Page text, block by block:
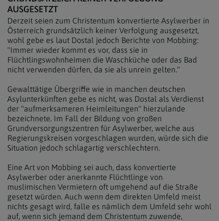
AUSGESETZT
Derzeit seien zum Christentum konvertierte Asylwerber in
Österreich grundsätzlich keiner Verfolgung ausgesetzt,
wohl gebe es laut Dostal jedoch Berichte von Mobbing:
"Immer wieder kommt es vor, dass sie in
Flüchtlingswohnheimen die Waschküche oder das Bad
nicht verwenden dürfen, da sie als unrein gelten."
Gewalttätige Übergriffe wie in manchen deutschen
Asylunterkünften gebe es nicht, was Dostal als Verdienst
der "aufmerksameren Heimleitungen" hierzulande
bezeichnete. Im Fall der Bildung von großen
Grundversorgungszentren für Asylwerber, welche aus
Regierungskreisen vorgeschlagen wurden, würde sich die
Situation jedoch schlagartig verschlechtern.
Eine Art von Mobbing sei auch, dass konvertierte
Asylwerber oder anerkannte Flüchtlinge von
muslimischen Vermietern oft umgehend auf die Straße
gesetzt würden. Auch wenn dem direkten Umfeld meist
nichts gesagt wird, falle es nämlich dem Umfeld sehr wohl
auf, wenn sich jemand dem Christentum zuwende,